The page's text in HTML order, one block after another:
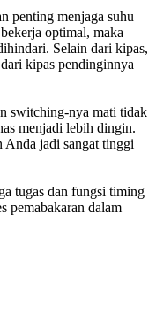
penting menjaga suhu
optimal, maka
Selain dari kipas,
kipas pendinginnya
switching-nya mati tidak
menjadi lebih dingin.
Anda jadi sangat tinggi
tugas dan fungsi timing
pemabakaran dalam